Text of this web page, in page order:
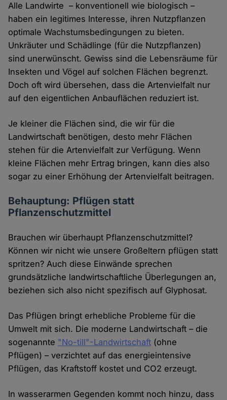
Alle Landwirte – konventionell wie biologisch –
haben ein legitimes Interesse, ihren Nutzpflanzen
optimale Wachstumsbedingungen zu bieten.
Unkräuter und Schädlinge (für die Nutzpflanzen)
sind unerwünscht. Gewiss sind die Lebensräume für
Insekten und Vögel auf solchen Flächen begrenzt.
Doch oft wird übersehen, dass die Artenvielfalt nur
auf den eigentlichen Anbauflächen reduziert ist.
Je kleiner die Flächen sind, die wir für die
Landwirtschaft benötigen, desto mehr Flächen
stehen für die Artenvielfalt zur Verfügung. Wenn
kleine Flächen mehr Ertrag bringen, kann dies also
sogar zu einer Erhöhung der Artenvielfalt beitragen.
Behauptung: Pflügen statt
Pflanzenschutzmittel
Brauchen wir überhaupt Pflanzenschutzmittel?
Können wir nicht wie unsere Großeltern pflügen statt
spritzen? Auch diese Einwände sprechen
grundsätzliche landwirtschaftliche Überlegungen an,
beziehen sich also nicht spezifisch auf Glyphosat.
Das Pflügen bringt erhebliche Probleme für die
Umwelt mit sich. Die moderne Landwirtschaft – die
sogenannte "No-till"-Landwirtschaft (ohne
Pflügen) – verzichtet auf das energieintensive
Pflügen, das Kraftstoff kostet und CO2 erzeugt.
In wasserarmen Gegenden kommt noch hinzu, dass